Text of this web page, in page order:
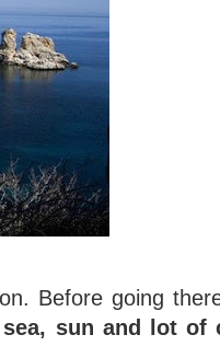
Before going
sun and lot of